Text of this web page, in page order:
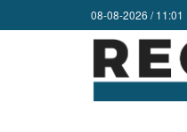
08-08-2026 / 11:01